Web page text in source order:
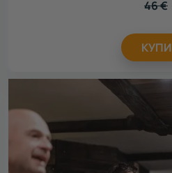
Подарък за абитуриент
Подарък за любимия
Подарък за любимата
Подарък за приятел
Подарък за мама
Подарък за учител
Акцент
46€
КУПИ